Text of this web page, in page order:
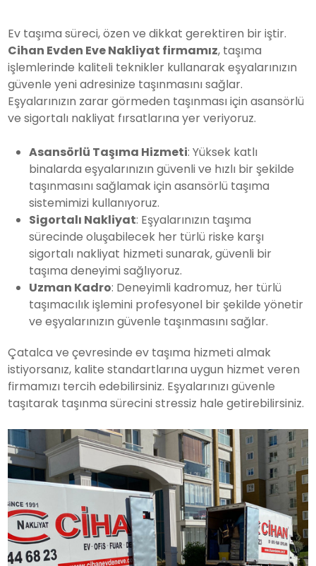
Ev taşıma süreci, özen ve dikkat gerektiren bir iştir.
Cihan Evden Eve Nakliyat firmamız, taşıma
işlemlerinde kaliteli teknikler kullanarak eşyalarınızın
güvenle yeni adresinize taşınmasını sağlar.
Eşyalarınızın zarar görmeden taşınması için asansörlü
ve sigortalı nakliyat fırsatlarına yer veriyoruz.
Asansörlü Taşıma Hizmeti: Yüksek katlı
binalarda eşyalarınızın güvenli ve hızlı bir şekilde
taşınmasını sağlamak için asansörlü taşıma
sistemimizi kullanıyoruz.
Sigortalı Nakliyat: Eşyalarınızın taşıma
sürecinde oluşabilecek her türlü riske karşı
sigortalı nakliyat hizmeti sunarak, güvenli bir
taşıma deneyimi sağlıyoruz.
Uzman Kadro: Deneyimli kadromuz, her türlü
taşımacılık işlemini profesyonel bir şekilde yönetir
ve eşyalarınızın güvenle taşınmasını sağlar.
Çatalca ve çevresinde ev taşıma hizmeti almak
istiyorsanız, kalite standartlarına uygun hizmet veren
firmamızı tercih edebilirsiniz. Eşyalarınızı güvenle
taşıtarak taşınma sürecini stressiz hale getirebilirsiniz.